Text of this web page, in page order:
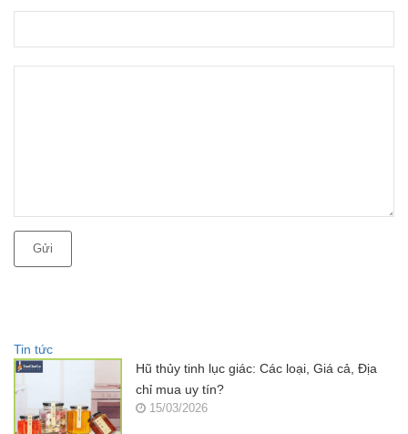
Gửi
Tin tức
Hũ thủy tinh lục giác: Các loại, Giá cả, Địa
chỉ mua uy tín?
15/03/2026